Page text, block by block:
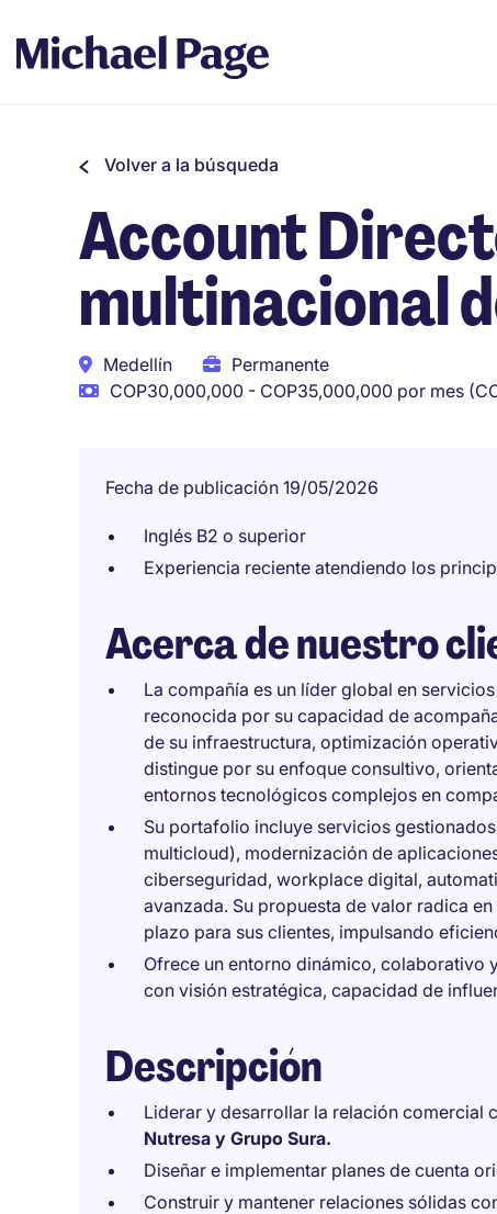
Volver a la búsqueda
Account
multinacional
Medellín
Permanente
COP30,000,000 - COP35,000,000 por mes
Fecha de publicación 19/05/2026
Inglés B2 o superior
Experiencia reciente atendiendo los
Acerca de nuestro
La compañía es un líder global en
reconocida por su capacidad de
de su infraestructura, optimización
distingue por su enfoque consultivo,
entornos tecnológicos complejos en
Su portafolio incluye servicios
multicloud), modernización de
ciberseguridad, workplace digital,
avanzada. Su propuesta de valor radica
plazo para sus clientes, impulsando
Ofrece un entorno dinámico, colaborativo
con visión estratégica, capacidad de
Descripción
Liderar y desarrollar la relación comercial
Nutresa y Grupo Sura.
Diseñar e implementar planes de cuenta
Construir y mantener relaciones sólidas